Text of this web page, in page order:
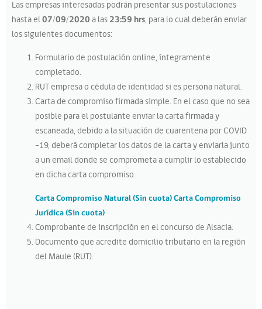
Las empresas interesadas podrán presentar sus postulaciones
hasta el 07/09/2020 a las 23:59 hrs, para lo cual deberán enviar
los siguientes documentos:
Formulario de postulación online, íntegramente
completado.
RUT empresa o cédula de identidad si es persona natural.
Carta de compromiso firmada simple. En el caso que no sea
posible para el postulante enviar la carta firmada y
escaneada, debido a la situación de cuarentena por COVID
-19, deberá completar los datos de la carta y enviarla junto
a un email donde se comprometa a cumplir lo establecido
en dicha carta compromiso.
Carta Compromiso Natural (Sin cuota) Carta Compromiso
Jurídica (Sin cuota)
Comprobante de inscripción en el concurso de Alsacia.
Documento que acredite domicilio tributario en la región
del Maule (RUT).